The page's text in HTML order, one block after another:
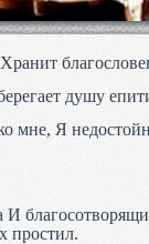
душу
мне, Я
простил.